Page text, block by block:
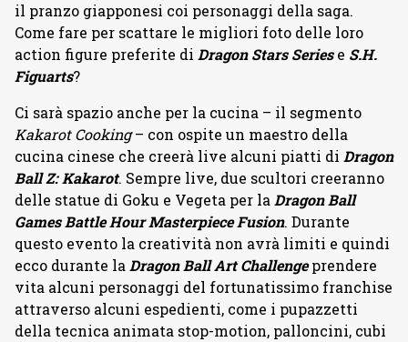
il pranzo giapponesi coi personaggi della saga.
Come fare per scattare le migliori foto delle loro
action figure preferite di Dragon Stars Seriese S.H.
Figuarts?
Ci sarà spazio anche per la cucina – il segmento
Kakarot Cooking– con ospite un maestro della
cucina cinese che creerà live alcuni piatti di Dragon
Ball Z: Kakarot. Sempre live, due scultori creeranno
delle statue di Goku e Vegeta per laDragon Ball
Games Battle Hour Masterpiece Fusion. Durante
questo evento la creatività non avrà limiti e quindi
ecco durante laDragon Ball Art Challengeprendere
vita alcuni personaggi del fortunatissimo franchise
attraverso alcuni espedienti, come i pupazzetti
della tecnica animata stop-motion, palloncini, cubi